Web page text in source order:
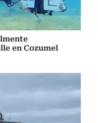
en Cozumel